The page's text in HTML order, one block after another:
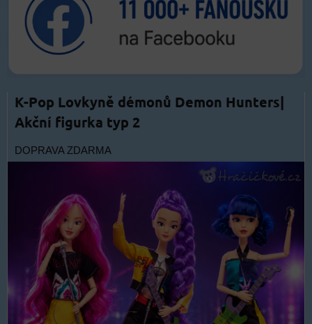
K-Pop Lovkyně démonů Demon Hunters|
Akční figurka typ 2
DOPRAVA ZDARMA